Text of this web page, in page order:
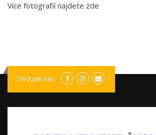
Více fotografií najdete zde
Sledujte nás